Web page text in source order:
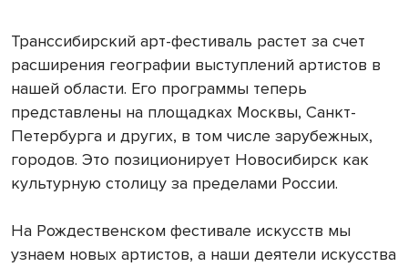
Транссибирский арт-фестиваль растет за счет
расширения географии выступлений артистов в
нашей области. Его программы теперь
представлены на площадках Москвы, Санкт-
Петербурга и других, в том числе зарубежных,
городов. Это позиционирует Новосибирск как
культурную столицу за пределами России.
На Рождественском фестивале искусств мы
узнаем новых артистов, а наши деятели искусства